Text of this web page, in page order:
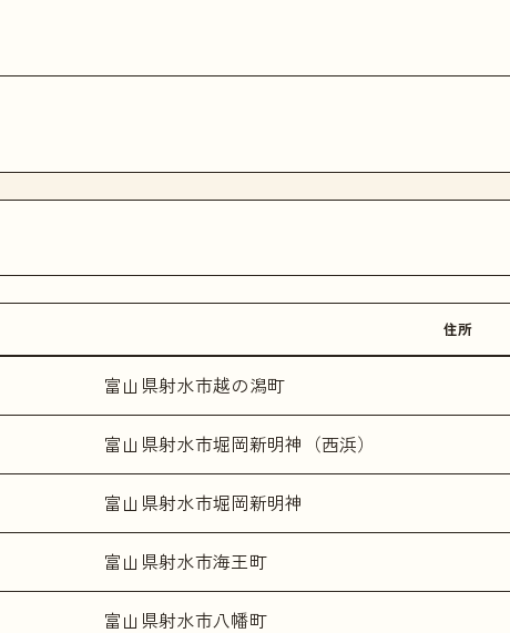
住所
富山県射水市越の潟町
富山県射水市堀岡新明神（西浜）
富山県射水市堀岡新明神
富山県射水市海王町
富山県射水市八幡町